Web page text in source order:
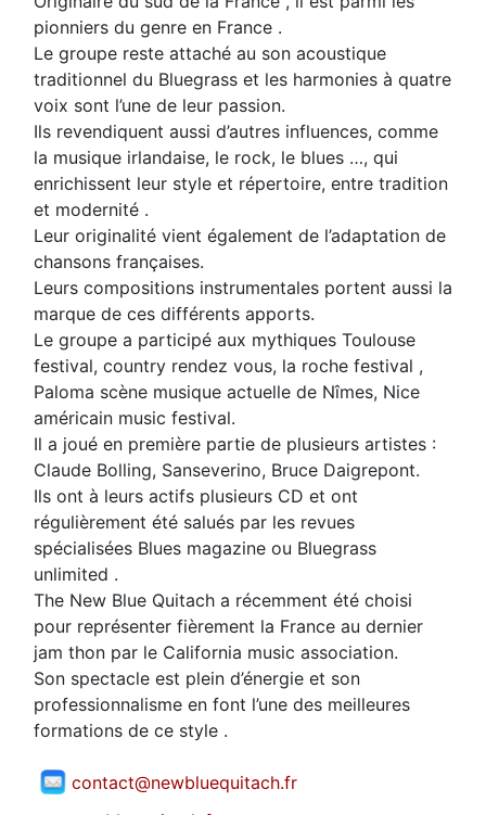
pionniers du genre en France .
Le groupe reste attaché au son acoustique
traditionnel du Bluegrass et les harmonies à quatre
voix sont l’une de leur passion.
Ils revendiquent aussi d’autres influences, comme
la musique irlandaise, le rock, le blues …, qui
enrichissent leur style et répertoire, entre tradition
et modernité .
Leur originalité vient également de l’adaptation de
chansons françaises.
Leurs compositions instrumentales portent aussi la
marque de ces différents apports.
Le groupe a participé aux mythiques Toulouse
festival, country rendez vous, la roche festival ,
Paloma scène musique actuelle de Nîmes, Nice
américain music festival.
Il a joué en première partie de plusieurs artistes :
Claude Bolling, Sanseverino, Bruce Daigrepont.
Ils ont à leurs actifs plusieurs CD et ont
régulièrement été salués par les revues
spécialisées Blues magazine ou Bluegrass
unlimited .
The New Blue Quitach a récemment été choisi
pour représenter fièrement la France au dernier
jam thon par le California music association.
Son spectacle est plein d’énergie et son
professionnalisme en font l’une des meilleures
formations de ce style .
contact@newbluequitach.fr